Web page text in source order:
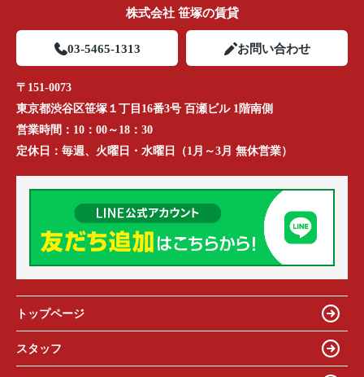
株式会社 笹塚の賃貸
03-5465-1313 お問い合わせ
〒151-0073
東京都渋谷区笹塚１丁目16番3号 百瀬ビル 1階南側
営業時間： 10：00～18：30
定休日： 毎週、火曜日・水曜日（1月～3月 無休営業）
トップページ
スタッフ